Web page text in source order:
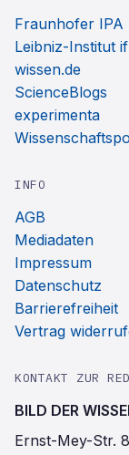
Fraunhofer IPA
Leibniz-Institut
wissen.de
ScienceBlogs
experimenta
INFO
AGB
Mediadaten
Impressum
Datenschutz
Barrierefreiheit
Vertrag
KONTAKT ZUR
BILD DER
Ernst-Mey-Str. 8